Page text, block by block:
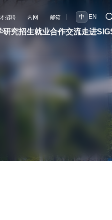
招聘 内网 邮箱 中 EN
研究招生就业合作交流走进